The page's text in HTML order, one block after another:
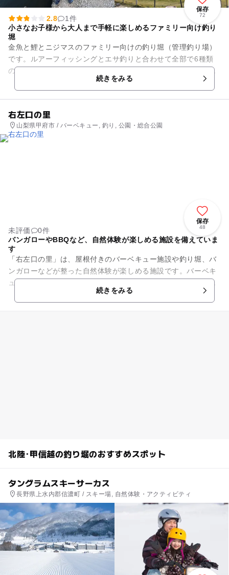
保存
72
2.8
1件
小さなお子様から大人まで手軽に楽しめるファミリー向け釣り
堀
金魚と鯉とニジマスのファミリー向けの釣り堀（管理釣り場）
です。ルアーフィッシングとエサ釣りと合わせて全部で6種類
の釣り池があります。小さなお子様でも必ず釣れますので、子
供に釣りを体験させてみたい...続きをみる
右左口の里
山梨県甲府市 / バーベキュー, 釣り, 公園・総合公園
保存
48
未評価
0件
バンガローやBBQなど、自然体験が楽しめる施設を備えていま
す
「右左口の里」は、屋根付きのバーベキュー施設や釣り堀、バ
ンガローなどが整った自然体験が楽しめる施設です。バーベキ
ューは器具の貸し出しや食材の用意もあるので、手ぶらでも利
用可能。屋根があるので、雨...続きをみる
北陸･甲信越の釣り堀のおすすめスポット
タングラムスキーサーカス
長野県上水内郡信濃町 / スキー場, 自然体験・アクティビティ